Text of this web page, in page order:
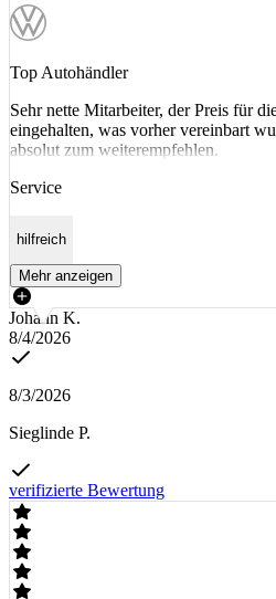
Top Autohändler
Sehr nette Mitarbeiter, der Preis für
eingehalten, was vorher vereinbart
absolut zum weiterempfehlen.
Service
hilfreich
Mehr anzeigen
Johann K.
8/4/2026
8/3/2026
Sieglinde P.
verifizierte Bewertung